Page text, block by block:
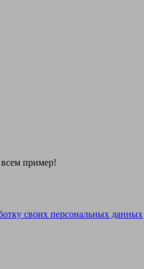
пример!
своих персональных данных